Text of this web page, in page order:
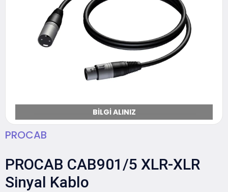
BILGI ALINIZ
PROCAB
PROCAB CAB901/5 XLR-XLR
Sinyal Kablo